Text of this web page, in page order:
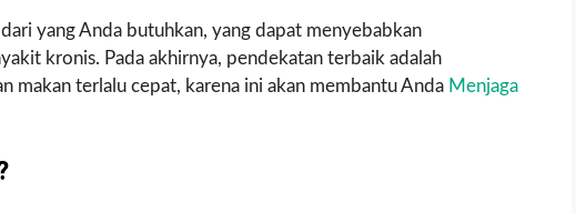
yang Anda butuhkan, yang dapat menyebabkan
kronis. Pada akhirnya, pendekatan terbaik adalah
makan terlalu cepat, karena ini akan membantu Anda Menjaga